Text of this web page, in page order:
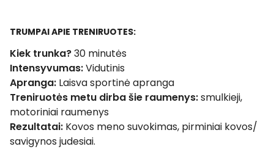
TRUMPAI APIE TRENIRUOTES:
Kiek trunka?30 minutės
Intensyvumas:Vidutinis
Apranga: Laisva sportinė apranga
Treniruotės metu dirba šie raumenys:smulkieji,
motoriniai raumenys
Rezultatai: Kovos meno suvokimas, pirminiai kovos/
savigynos judesiai.